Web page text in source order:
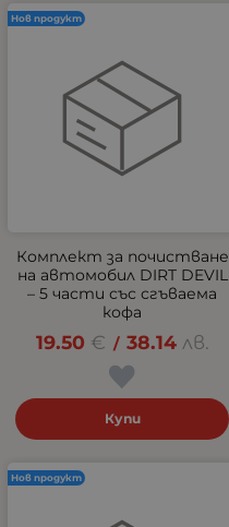
Комплект за почистване
на автомобил DIRT DEVIL
– 5 части със сгъваема
кофа
19.50 € / 38.14 лв.
Купи
Нов продукт
Нов продукт